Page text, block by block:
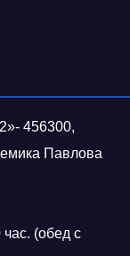
456300,
Павлова
час. (обед с